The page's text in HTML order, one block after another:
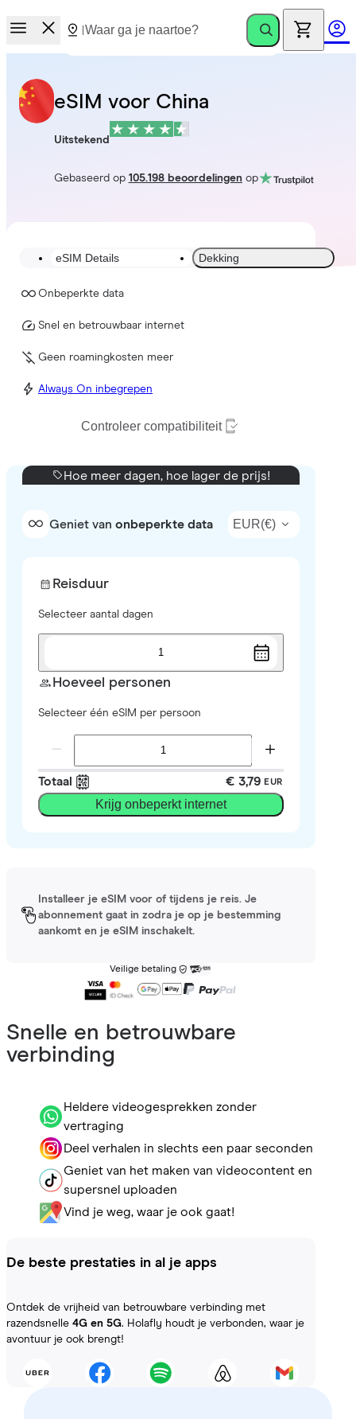
eSIM voor China
Uitstekend
Gebaseerd op 105.198 beoordelingen op
eSIM Details Dekking
Onbeperkte data
Snel en betrouwbaar internet
Geen roamingkosten meer
Always On inbegrepen
Controleer compatibiliteit
Hoe meer dagen, hoe lager de prijs!
Geniet van onbeperkte data EUR(€)
Reisduur
Selecteer aantal dagen
1
Hoeveel personen
Selecteer één eSIM per persoon
Totaal € 3,79 EUR
Krijg onbeperkt internet
Installeer je eSIM voor of tijdens je reis. Je
abonnement gaat in zodra je op je bestemming
aankomt en je eSIM inschakelt.
Veilige betaling
Snelle en betrouwbare
verbinding
Heldere videogesprekken zonder
vertraging
Deel verhalen in slechts een paar seconden
Geniet van het maken van videocontent en
supersnel uploaden
Vind je weg, waar je ook gaat!
De beste prestaties in al je apps
Ontdek de vrijheid van betrouwbare verbinding met
razendsnelle 4G en 5G. Holafly houdt je verbonden, waar je
avontuur je ook brengt!